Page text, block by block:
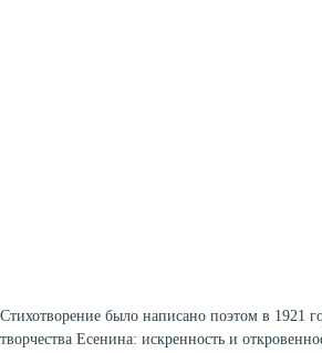
Стихотворение было написано поэтом в 1921
творчества Есенина: искренность и